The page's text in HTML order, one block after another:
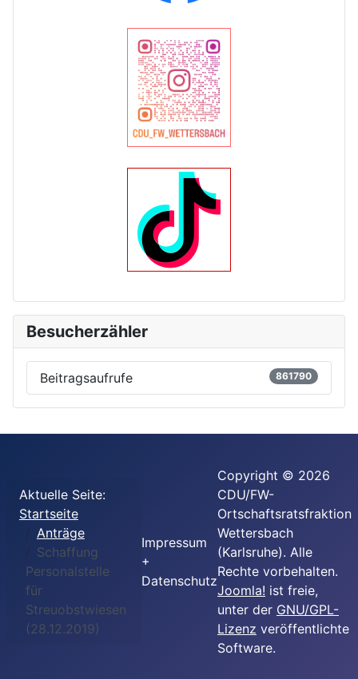
Besucherzähler
Beitragsaufrufe 861790
Aktuelle Seite:
Startseite
Anträge
Schaffung
Personalstelle
für
Streuobstwiesen
(28.12.2019)
Impressum
+
Datenschutz
Copyright © 2026
CDU/FW-
Ortschaftsratsfraktion
Wettersbach
(Karlsruhe). Alle
Rechte vorbehalten.
Joomla! ist freie,
unter der GNU/GPL-
Lizenz veröffentlichte
Software.